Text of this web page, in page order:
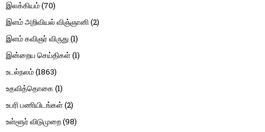
இலக்கியம்(70)
இளம் அறிவியல் விஞ்ஞானி(2)
இளம் கவிஞர் விருது(1)
இன்றைய செய்திகள்(1)
உடல்நலம்(1863)
உதவித்தொகை(1)
உபரி பணியிடங்கள்(2)
உள்ளூர் விடுமுறை(98)